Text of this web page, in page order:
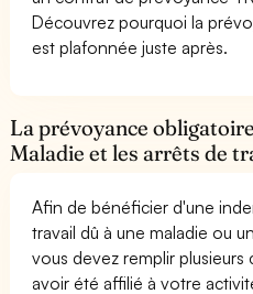
Découvrez pourquoi la
est plafonnée juste après.
La prévoyance
Maladie et les arrêts de
Afin de bénéficier d'une
travail dû à une maladie ou
vous devez remplir plusieurs
avoir été affilié à votre